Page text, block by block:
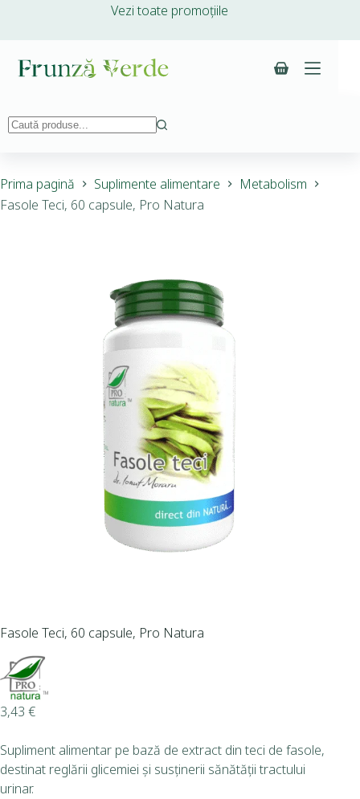
Vezi toate promoțiile
Prima pagină Suplimente alimentare
Metabolism
Fasole Teci, 60 capsule, Pro Natura
Fasole Teci, 60 capsule, Pro Natura
3,43 €
Supliment alimentar pe bază de extract din teci de fasole,
destinat reglării glicemiei și susținerii sănătății tractului
urinar.